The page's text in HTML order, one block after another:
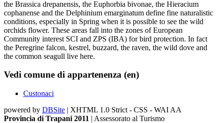
the Brassica drepanensis, the Euphorbia bivonae, the Hieracium
cophanense and the Delphinium emarginatum define fine naturalistic
conditions, especially in Spring when it is possible to see the wild
orchids flower. These areas fall into the zones of European
Community interest SCI and ZPS (IBA) for bird protection. In fact
the Peregrine falcon, kestrel, buzzard, the raven, the wild dove and
the common seagull live here.
Vedi comune di appartenenza (en)
Custonaci
powered by DBSite | XHTML 1.0 Strict - CSS - WAI AA
Provincia di Trapani 2011 | Assessorato al Turismo